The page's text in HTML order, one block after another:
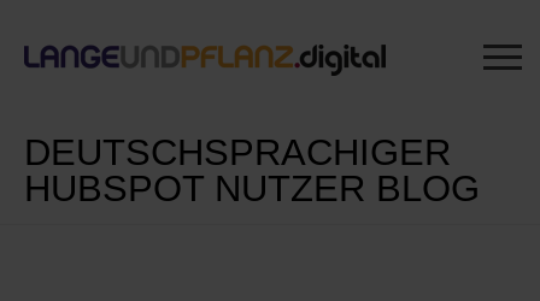
DEUTSCHSPRACHIGER
HUBSPOT NUTZER BLOG